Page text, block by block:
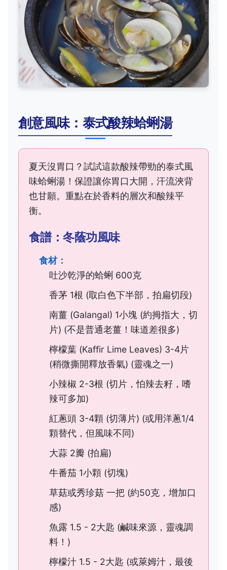
創意風味：泰式酸辣蛤蜊湯
夏天沒胃口？試試這款酸辣帶勁的泰式風
味蛤蜊湯！保證讓你胃口大開，汗流浹背
也甘願。重點在於香料的層次和酸辣平
衡。
食譜：冬蔭功風味
食材：
吐沙乾淨的蛤蜊 600克
香茅 1根 (取白色下半部，拍扁切段)
南薑 (Galangal) 1小塊 (約拇指大，切
片) (不是普通老薑！味道差很多)
檸檬葉 (Kaffir Lime Leaves) 3-4片
(稍微撕開釋放香氣) (靈魂之一)
小辣椒 2-3根 (切片，怕辣去籽，嗜
辣可多加)
紅蔥頭 3-4顆 (切薄片) (或用洋蔥1/4
顆替代，但風味不同)
大蒜 2瓣 (拍扁)
牛番茄 1小顆 (切塊)
草菇或秀珍菇 一把 (約50克，增加口
感)
魚露 1.5 - 2大匙 (鹹味來源，靈魂調
料！)
檸檬汁 1.5 - 2大匙 (或萊姆汁，最後